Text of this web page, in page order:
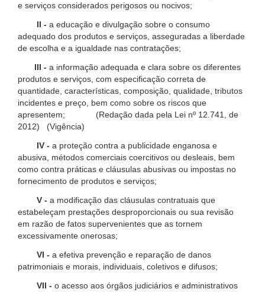
e serviços considerados perigosos ou nocivos;
II - a educação e divulgação sobre o consumo
adequado dos produtos e serviços, asseguradas a liberdade
de escolha e a igualdade nas contratações;
III - a informação adequada e clara sobre os diferentes
produtos e serviços, com especificação correta de
quantidade, características, composição, qualidade, tributos
incidentes e preço, bem como sobre os riscos que
apresentem; (Redação dada pela Lei nº 12.741, de
2012) (Vigência)
IV - a proteção contra a publicidade enganosa e
abusiva, métodos comerciais coercitivos ou desleais, bem
como contra práticas e cláusulas abusivas ou impostas no
fornecimento de produtos e serviços;
V - a modificação das cláusulas contratuais que
estabeleçam prestações desproporcionais ou sua revisão
em razão de fatos supervenientes que as tornem
excessivamente onerosas;
VI - a efetiva prevenção e reparação de danos
patrimoniais e morais, individuais, coletivos e difusos;
VII - o acesso aos órgãos judiciários e administrativos